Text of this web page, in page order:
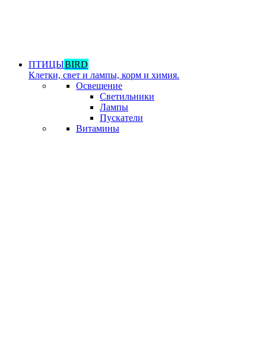
ПТИЦЫBIRD
Клетки, свет и лампы, корм и химия.
Освещение
Светильники
Лампы
Пускатели
Витамины